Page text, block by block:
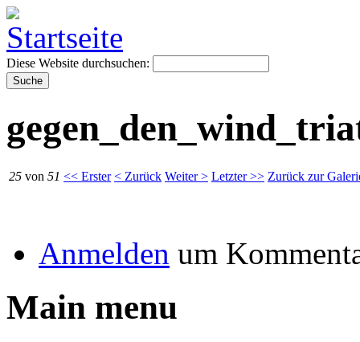
Diese Website durchsuchen:
25 von 51 << Erster < Zurück Weiter > Letzter >> Zurück zur
Anmelden um
Main menu